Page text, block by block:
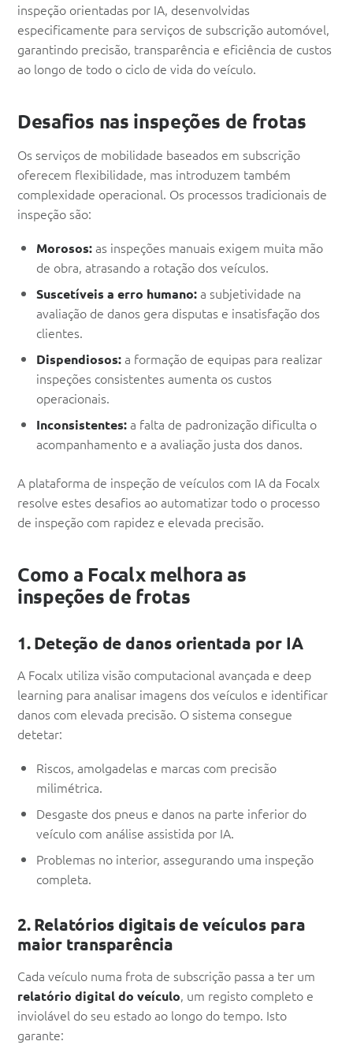
inspeção orientadas por IA, desenvolvidas
especificamente para serviços de subscrição automóvel,
garantindo precisão, transparência e eficiência de custos
ao longo de todo o ciclo de vida do veículo.
Desafios nas inspeções de frotas
Os serviços de mobilidade baseados em subscrição
oferecem flexibilidade, mas introduzem também
complexidade operacional. Os processos tradicionais de
inspeção são:
Morosos:as inspeções manuais exigem muita mão
de obra, atrasando a rotação dos veículos.
Suscetíveis a erro humano:a subjetividade na
avaliação de danos gera disputas e insatisfação dos
clientes.
Dispendiosos:a formação de equipas para realizar
inspeções consistentes aumenta os custos
operacionais.
Inconsistentes:a falta de padronização dificulta o
acompanhamento e a avaliação justa dos danos.
A plataforma de inspeção de veículos com IA da Focalx
resolve estes desafios ao automatizar todo o processo
de inspeção com rapidez e elevada precisão.
Como a Focalx melhora as
inspeções de frotas
1. Deteção de danos orientada por IA
A Focalx utiliza visão computacional avançada e deep
learning para analisar imagens dos veículos e identificar
danos com elevada precisão. O sistema consegue
detetar:
Riscos, amolgadelas e marcas com precisão
milimétrica.
Desgaste dos pneus e danos na parte inferior do
veículo com análise assistida por IA.
Problemas no interior, assegurando uma inspeção
completa.
2. Relatórios digitais de veículos para
maior transparência
Cada veículo numa frota de subscrição passa a ter um
relatório digital do veículo, um registo completo e
inviolável do seu estado ao longo do tempo. Isto
garante: